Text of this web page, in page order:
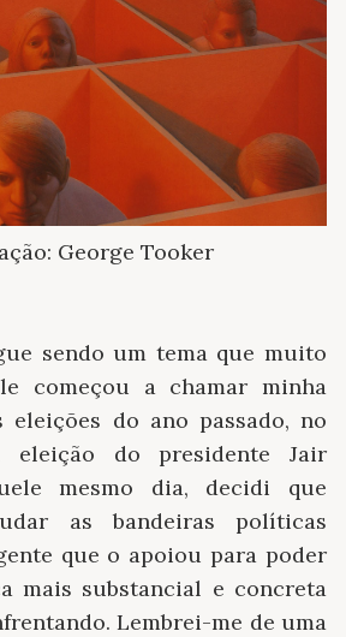
George Tooker
sendo um tema que muito
começou a chamar minha
eleições do ano passado, no
eleição do presidente Jair
mesmo dia, decidi que
as bandeiras políticas
que o apoiou para poder
mais substancial e concreta
Lembrei-me de uma